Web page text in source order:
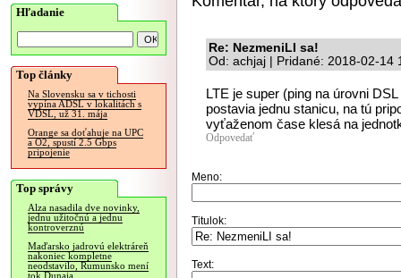
Hľadanie
Top články
Na Slovensku sa v tichosti
vypína ADSL v lokalitách s
VDSL, už 31. mája
Orange sa doťahuje na UPC
a O2, spustí 2.5 Gbps
pripojenie
Top správy
Alza nasadila dve novinky,
jednu užitočnú a jednu
kontroverznú
Maďarsko jadrovú elektráreň
nakoniec kompletne
neodstavilo, Rumunsko mení
tok Dunaja
Re: NezmeniLI sa!
Od: achjaj | Pridané: 2018-02-14
LTE je super (ping na úrovni
postavia jednu stanicu, na tú
vyťaženom čase klesá na
Odpovedať
Meno:
Titulok:
Text: